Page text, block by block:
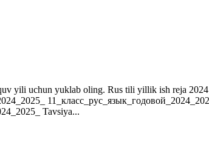
yili uchun yuklab oling. Rus tili yillik ish reja 2024
Tavsiya...